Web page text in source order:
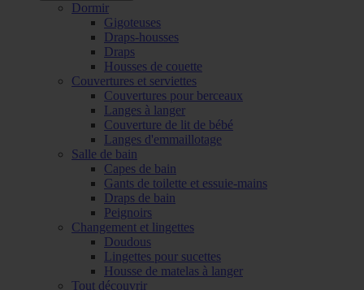
Dormir
Gigoteuses
Draps-housses
Draps
Housses de couette
Couvertures et serviettes
Couvertures pour berceaux
Langes à langer
Couverture de lit de bébé
Langes d'emmaillotage
Salle de bain
Capes de bain
Gants de toilette et essuie-mains
Draps de bain
Peignoirs
Changement et lingettes
Doudous
Lingettes pour sucettes
Housse de matelas à langer
Tout découvrir